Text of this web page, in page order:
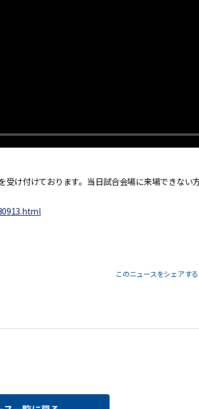
け付けております。当日試合会場に来場できない
このニュースをシェアする